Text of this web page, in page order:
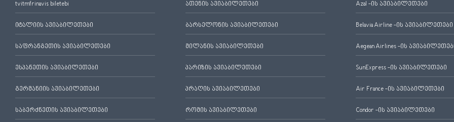
tvitmfrinavis biletebi
იტალიის ავიაბილეთები
საფრანგეთის ავიაბილეთები
ესპანეთის ავიაბილეთები
გერმანიის ავიაბილეთები
საბერძნეთის ავიაბილეთები
ათენის ავიაბილეთები
ბარსელონის ავიაბილეთები
მილანის ავიაბილეთები
პარიზის ავიაბილეთები
პრაღის ავიაბილეთები
რომის ავიაბილეთები
Azal -ის ავიაბილეთები
Belavia Airline -ის ავიაბილეთები
Aegean Airlines -ის
SunExpress -ის ავიაბილეთები
Air France -ის ავიაბილეთები
Condor -ის ავიაბილეთები